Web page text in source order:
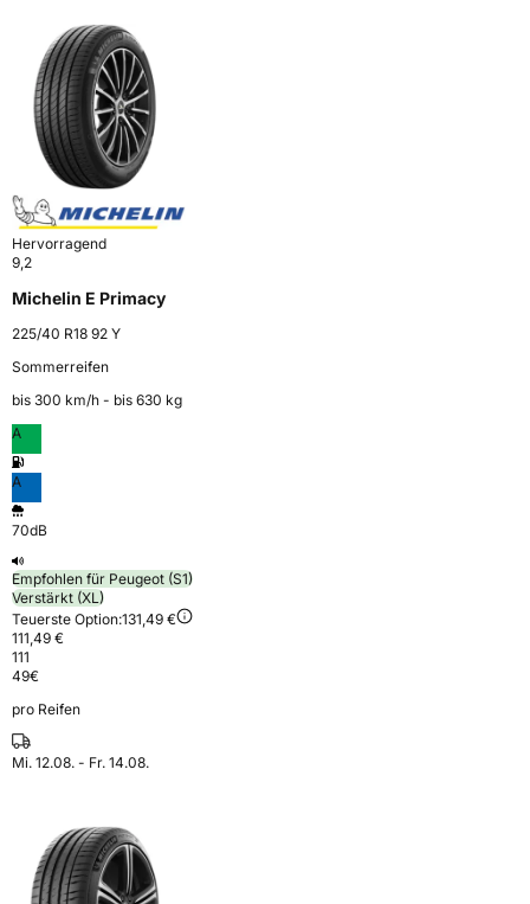
Hervorragend
9,2
Michelin E Primacy
225/40 R18 92 Y
Sommerreifen
bis 300 km⁠/⁠h - bis 630 kg
A
A
70dB
Empfohlen für Peugeot (S1)
Verstärkt (XL)
Teuerste Option:131,49 €
111,49 €
111
49€
pro Reifen
Mi. 12.08. - Fr. 14.08.